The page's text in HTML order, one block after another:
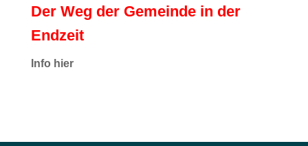
Der Weg der Gemeinde in der
Endzeit
Info hier